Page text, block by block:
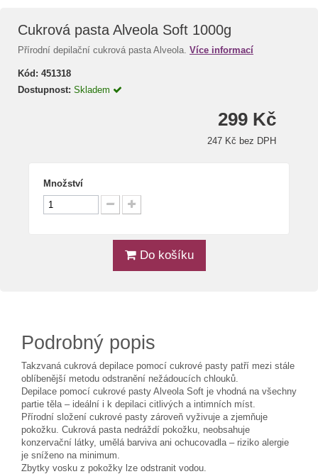
Cukrová pasta Alveola Soft 1000g
Přírodní depilační cukrová pasta Alveola. Více informací
Kód: 451318
Dostupnost: Skladem
299 Kč
247 Kč bez DPH
Množství
Do košíku
Podrobný popis
Takzvaná cukrová depilace pomocí cukrové pasty patří mezi stále
oblíbenější metodu odstranění nežádoucích chlouků.
Depilace pomocí cukrové pasty Alveola Soft je vhodná na všechny
partie těla – ideální i k depilaci citlivých a intimních míst.
Přírodní složení cukrové pasty zároveň vyživuje a zjemňuje
pokožku. Cukrová pasta nedráždí pokožku, neobsahuje
konzervační látky, umělá barviva ani ochucovadla – riziko alergie
je sníženo na minimum.
Zbytky vosku z pokožky lze odstranit vodou.